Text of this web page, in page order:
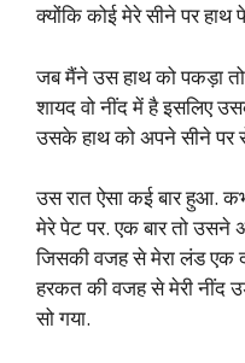
क्योंकि कोई मेरे सीने पर हाथ
जब मैंने उस हाथ को पकड़ा तो
शायद वो नींद में है इसलिए
उसके हाथ को अपने सीने पर
उस रात ऐसा कई बार हुआ.
मेरे पेट पर. एक बार तो उसने
जिसकी वजह से मेरा लंड एक
हरकत की वजह से मेरी नींद
सो गया.